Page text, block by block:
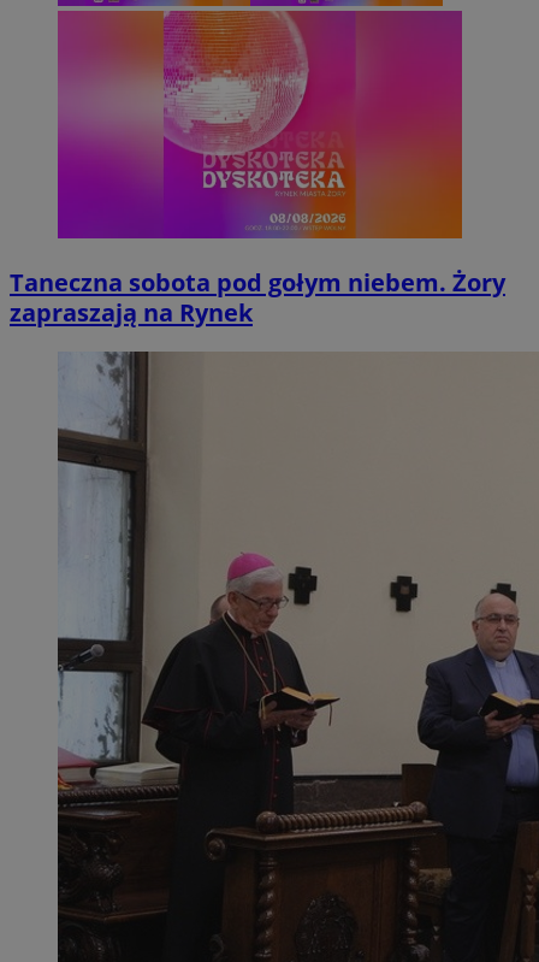
Taneczna sobota pod gołym niebem. Żory
zapraszają na Rynek